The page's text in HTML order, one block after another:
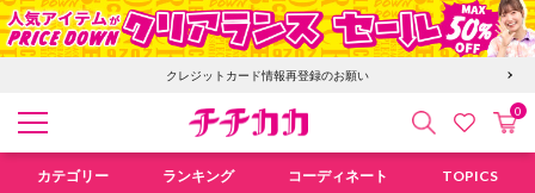
クレジットカード情報再登録のお願い
検索 お気にカ
0
カテゴリー ランキング コーディネート TOPICS